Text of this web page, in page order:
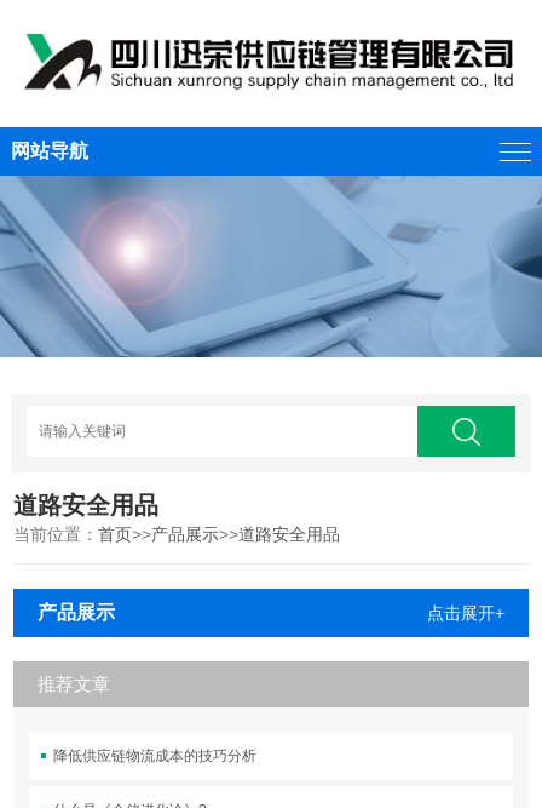
网站导航
道路安全用品
当前位置：首页>>产品展示>>道路安全用品
产品展示 点击展开+
推荐文章
降低供应链物流成本的技巧分析